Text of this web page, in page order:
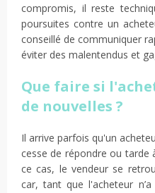
compromis, il reste
poursuites contre un
conseillé de communiquer
éviter des malentendus et
Que faire si
de nouvelles ?
Il arrive parfois qu'un
cesse de répondre ou tarde
ce cas, le vendeur se
car, tant que l'acheteur